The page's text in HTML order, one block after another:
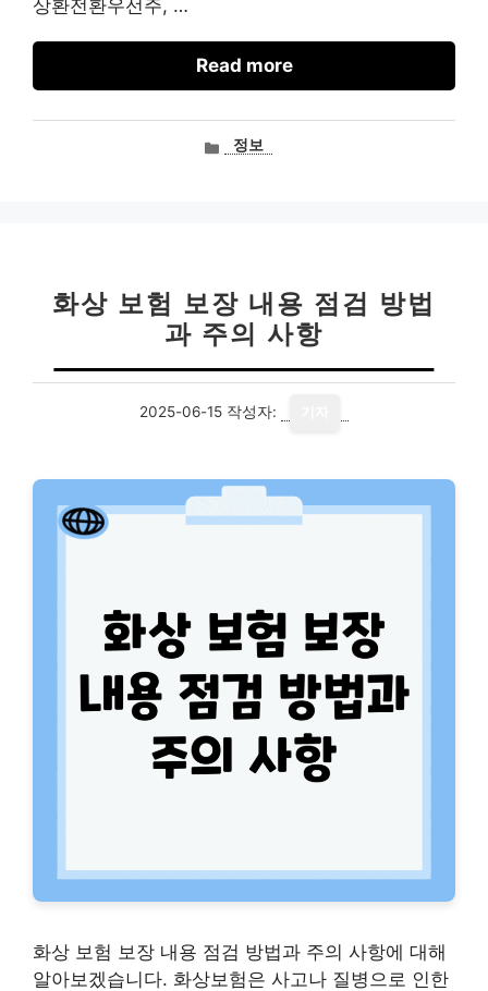
상환전환우선주, …
Read more
카정보
화상 보험 보장 내용 점검 방법
과 주의 사항
2025-06-15 작성자:
화상 보험 보장 내용 점검 방법과 주의 사항에 대해
알아보겠습니다. 화상보험은 사고나 질병으로 인한